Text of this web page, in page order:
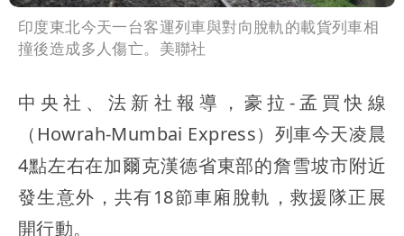
印度東北今天一台客運列車與對向脫軌的載貨列車相
撞後造成多人傷亡。美聯社
中央社、法新社報導，豪拉-孟買快線
（Howrah-Mumbai Express）列車今天凌晨
4點左右在加爾克漢德省東部的詹雪坡市附近
發生意外，共有18節車廂脫軌，救援隊正展
開行動。